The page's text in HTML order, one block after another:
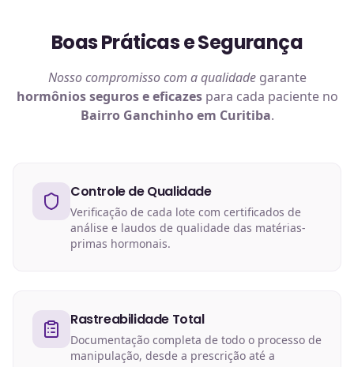
Boas Práticas e Segurança
Nosso compromisso com a qualidadegarante
hormôniosseguros e eficazespara cada paciente no
Bairro Ganchinho em Curitiba.
Controle de Qualidade
Verificação de cada lote com certificados de
análise e laudos de qualidade das matérias-
primas hormonais.
Rastreabilidade Total
Documentação completa de todo o processo de
manipulação, desde a prescrição até a